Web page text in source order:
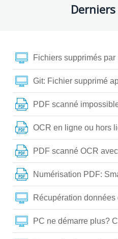
Fichiers supprimés
Git: Fichier supprimé
PDF scanné
OCR en ligne ou hors
PDF scanné OCR
Numérisation PDF:
Récupération
PC ne démarre plus?